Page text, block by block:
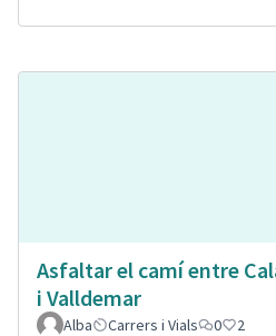
Asfaltar el camí entre
i Valldemar
Alba Carrers i Vials 0 2